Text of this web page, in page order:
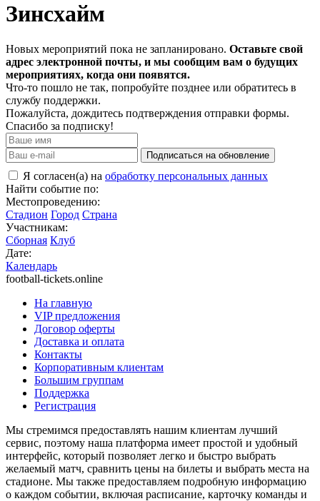
Зинсхайм
Новых мероприятий пока не запланировано. Оставьте свой
адрес электронной почты, и мы сообщим вам о будущих
мероприятиях, когда они появятся.
Что-то пошло не так, попробуйте позднее или обратитесь в
службу поддержки.
Пожалуйста, дождитесь подтверждения отправки формы.
Спасибо за подписку!
Подписаться на обновление
Я согласен(а) на обработку персональных данных
Найти событие по:
Местопроведению:
Стадион Город Страна
Участникам:
Сборная Клуб
Дате:
Календарь
football-tickets.online
На главную
VIP предложения
Договор оферты
Доставка и оплата
Контакты
Корпоративным клиентам
Большим группам
Поддержка
Регистрация
Мы стремимся предоставлять нашим клиентам лучший
сервис, поэтому наша платформа имеет простой и удобный
интерфейс, который позволяет легко и быстро выбрать
желаемый матч, сравнить цены на билеты и выбрать места на
стадионе. Мы также предоставляем подробную информацию
о каждом событии, включая расписание, карточку команды и